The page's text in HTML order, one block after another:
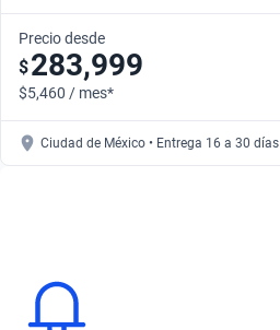
Precio desde
$283,999
$5,460 / mes*
Ciudad de México • Entrega 16 a 30 días